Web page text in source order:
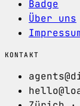
Badge
Über uns
KONTAKT